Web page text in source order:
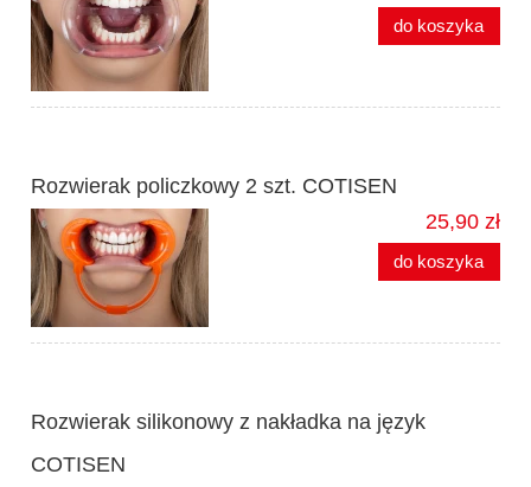
do koszyka
Rozwierak policzkowy 2 szt. COTISEN
25,90 zł
do koszyka
Rozwierak silikonowy z nakładka na język
COTISEN